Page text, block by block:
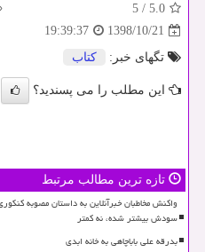
5.0
/
5
1398/10/21
19:39:37
تگهای خبر:
كتاب
این مطلب را می پسندید؟
تازه ترین مطالب مرتبط
واکنش مخاطبان خبرآنلاین به داستان مصوبه
سودش بیشتر شده، نه کمتر
بدرقه علی باباچاهی به خانه ابدی